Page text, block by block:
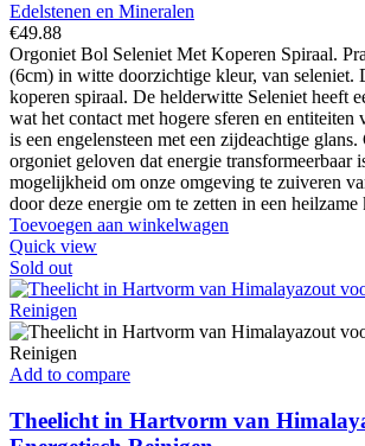
Edelstenen en Mineralen
€49.88
Orgoniet Bol Seleniet Met Koperen Spiraal.
(6cm) in witte doorzichtige kleur, van seleniet.
koperen spiraal. De helderwitte Seleniet heeft
wat het contact met hogere sferen en
is een engelensteen met een zijdeachtige
orgoniet geloven dat energie transformeerbaar
mogelijkheid om onze omgeving te zuiveren
door deze energie om te zetten in een heilzame
Toevoegen aan winkelwagen
Quick view
Sold out
Add to compare
Theelicht in Hartvorm van